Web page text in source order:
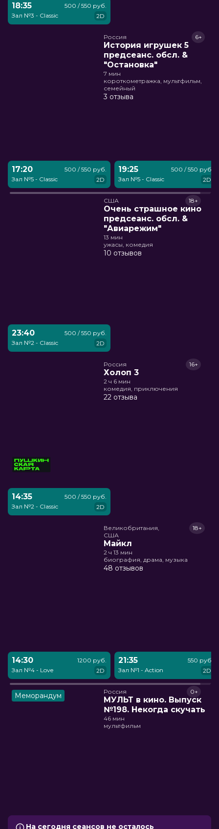
18:35
Зал №3 - Classic
500 / 550 руб.
2D
Россия
История игрушек 5
предсеанс. обсл. &
"Остановка"
6+
7 мин
короткометражка, мультфильм,
семейный
3 отзыва
17:20
Зал №5 - Classic
500 / 550 руб.
2D
19:25
Зал №5 - Classic
500 / 550 руб.
2D
США
Очень страшное кино
предсеанс. обсл. &
"Авиарежим"
18+
13 мин
ужасы, комедия
10 отзывов
23:40
Зал №2 - Classic
500 / 550 руб.
2D
Россия
Холоп 3
16+
2 ч 6 мин
комедия, приключения
22 отзыва
14:35
Зал №2 - Classic
500 / 550 руб.
2D
Великобритания,
США
Майкл
18+
2 ч 13 мин
биография, драма, музыка
48 отзывов
14:30
Зал №4 - Love
1200 руб.
2D
21:35
Зал №1 - Action
550 руб.
2D
Меморандум Россия
МУЛЬТ в кино. Выпуск
№198. Некогда скучать
0+
46 мин
мультфильм
На сегодня сеансов не осталось